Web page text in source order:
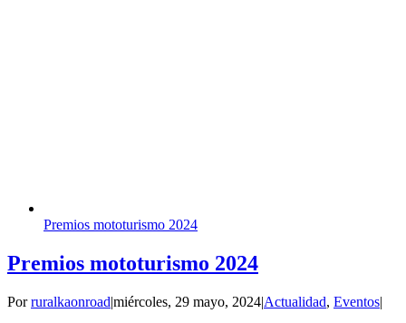
Premios mototurismo 2024
Premios mototurismo 2024
Porruralkaonroad|miércoles, 29 mayo, 2024|Actualidad, Eventos|